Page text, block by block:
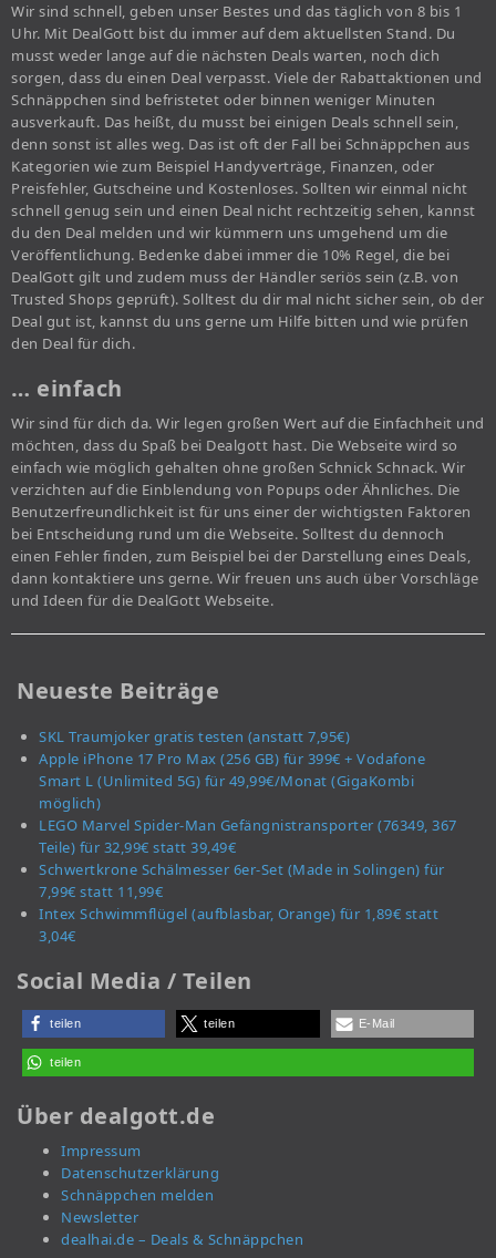
Wir sind schnell, geben unser Bestes und das täglich von 8 bis 1
Uhr. Mit DealGott bist du immer auf dem aktuellsten Stand. Du
musst weder lange auf die nächsten Deals warten, noch dich
sorgen, dass du einen Deal verpasst. Viele der Rabattaktionen und
Schnäppchen sind befristetet oder binnen weniger Minuten
ausverkauft. Das heißt, du musst bei einigen Deals schnell sein,
denn sonst ist alles weg. Das ist oft der Fall bei Schnäppchen aus
Kategorien wie zum Beispiel Handyverträge, Finanzen, oder
Preisfehler, Gutscheine und Kostenloses. Sollten wir einmal nicht
schnell genug sein und einen Deal nicht rechtzeitig sehen, kannst
du den Deal melden und wir kümmern uns umgehend um die
Veröffentlichung. Bedenke dabei immer die 10% Regel, die bei
DealGott gilt und zudem muss der Händler seriös sein (z.B. von
Trusted Shops geprüft). Solltest du dir mal nicht sicher sein, ob der
Deal gut ist, kannst du uns gerne um Hilfe bitten und wie prüfen
den Deal für dich.
… einfach
Wir sind für dich da. Wir legen großen Wert auf die Einfachheit und
möchten, dass du Spaß bei Dealgott hast. Die Webseite wird so
einfach wie möglich gehalten ohne großen Schnick Schnack. Wir
verzichten auf die Einblendung von Popups oder Ähnliches. Die
Benutzerfreundlichkeit ist für uns einer der wichtigsten Faktoren
bei Entscheidung rund um die Webseite. Solltest du dennoch
einen Fehler finden, zum Beispiel bei der Darstellung eines Deals,
dann kontaktiere uns gerne. Wir freuen uns auch über Vorschläge
und Ideen für die DealGott Webseite.
Neueste Beiträge
SKL Traumjoker gratis testen (anstatt 7,95€)
Apple iPhone 17 Pro Max (256 GB) für 399€ + Vodafone
Smart L (Unlimited 5G) für 49,99€/Monat (GigaKombi
möglich)
LEGO Marvel Spider-Man Gefängnistransporter (76349, 367
Teile) für 32,99€ statt 39,49€
Schwertkrone Schälmesser 6er-Set (Made in Solingen) für
7,99€ statt 11,99€
Intex Schwimmflügel (aufblasbar, Orange) für 1,89€ statt
3,04€
Social Media / Teilen
teilen teilen E-Mail
teilen
Über dealgott.de
Impressum
Datenschutzerklärung
Schnäppchen melden
Newsletter
dealhai.de – Deals & Schnäppchen